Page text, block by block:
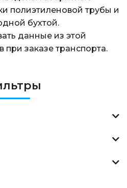
полиэтиленовой трубы и
бухтой.
данные из этой
при заказе транспорта.